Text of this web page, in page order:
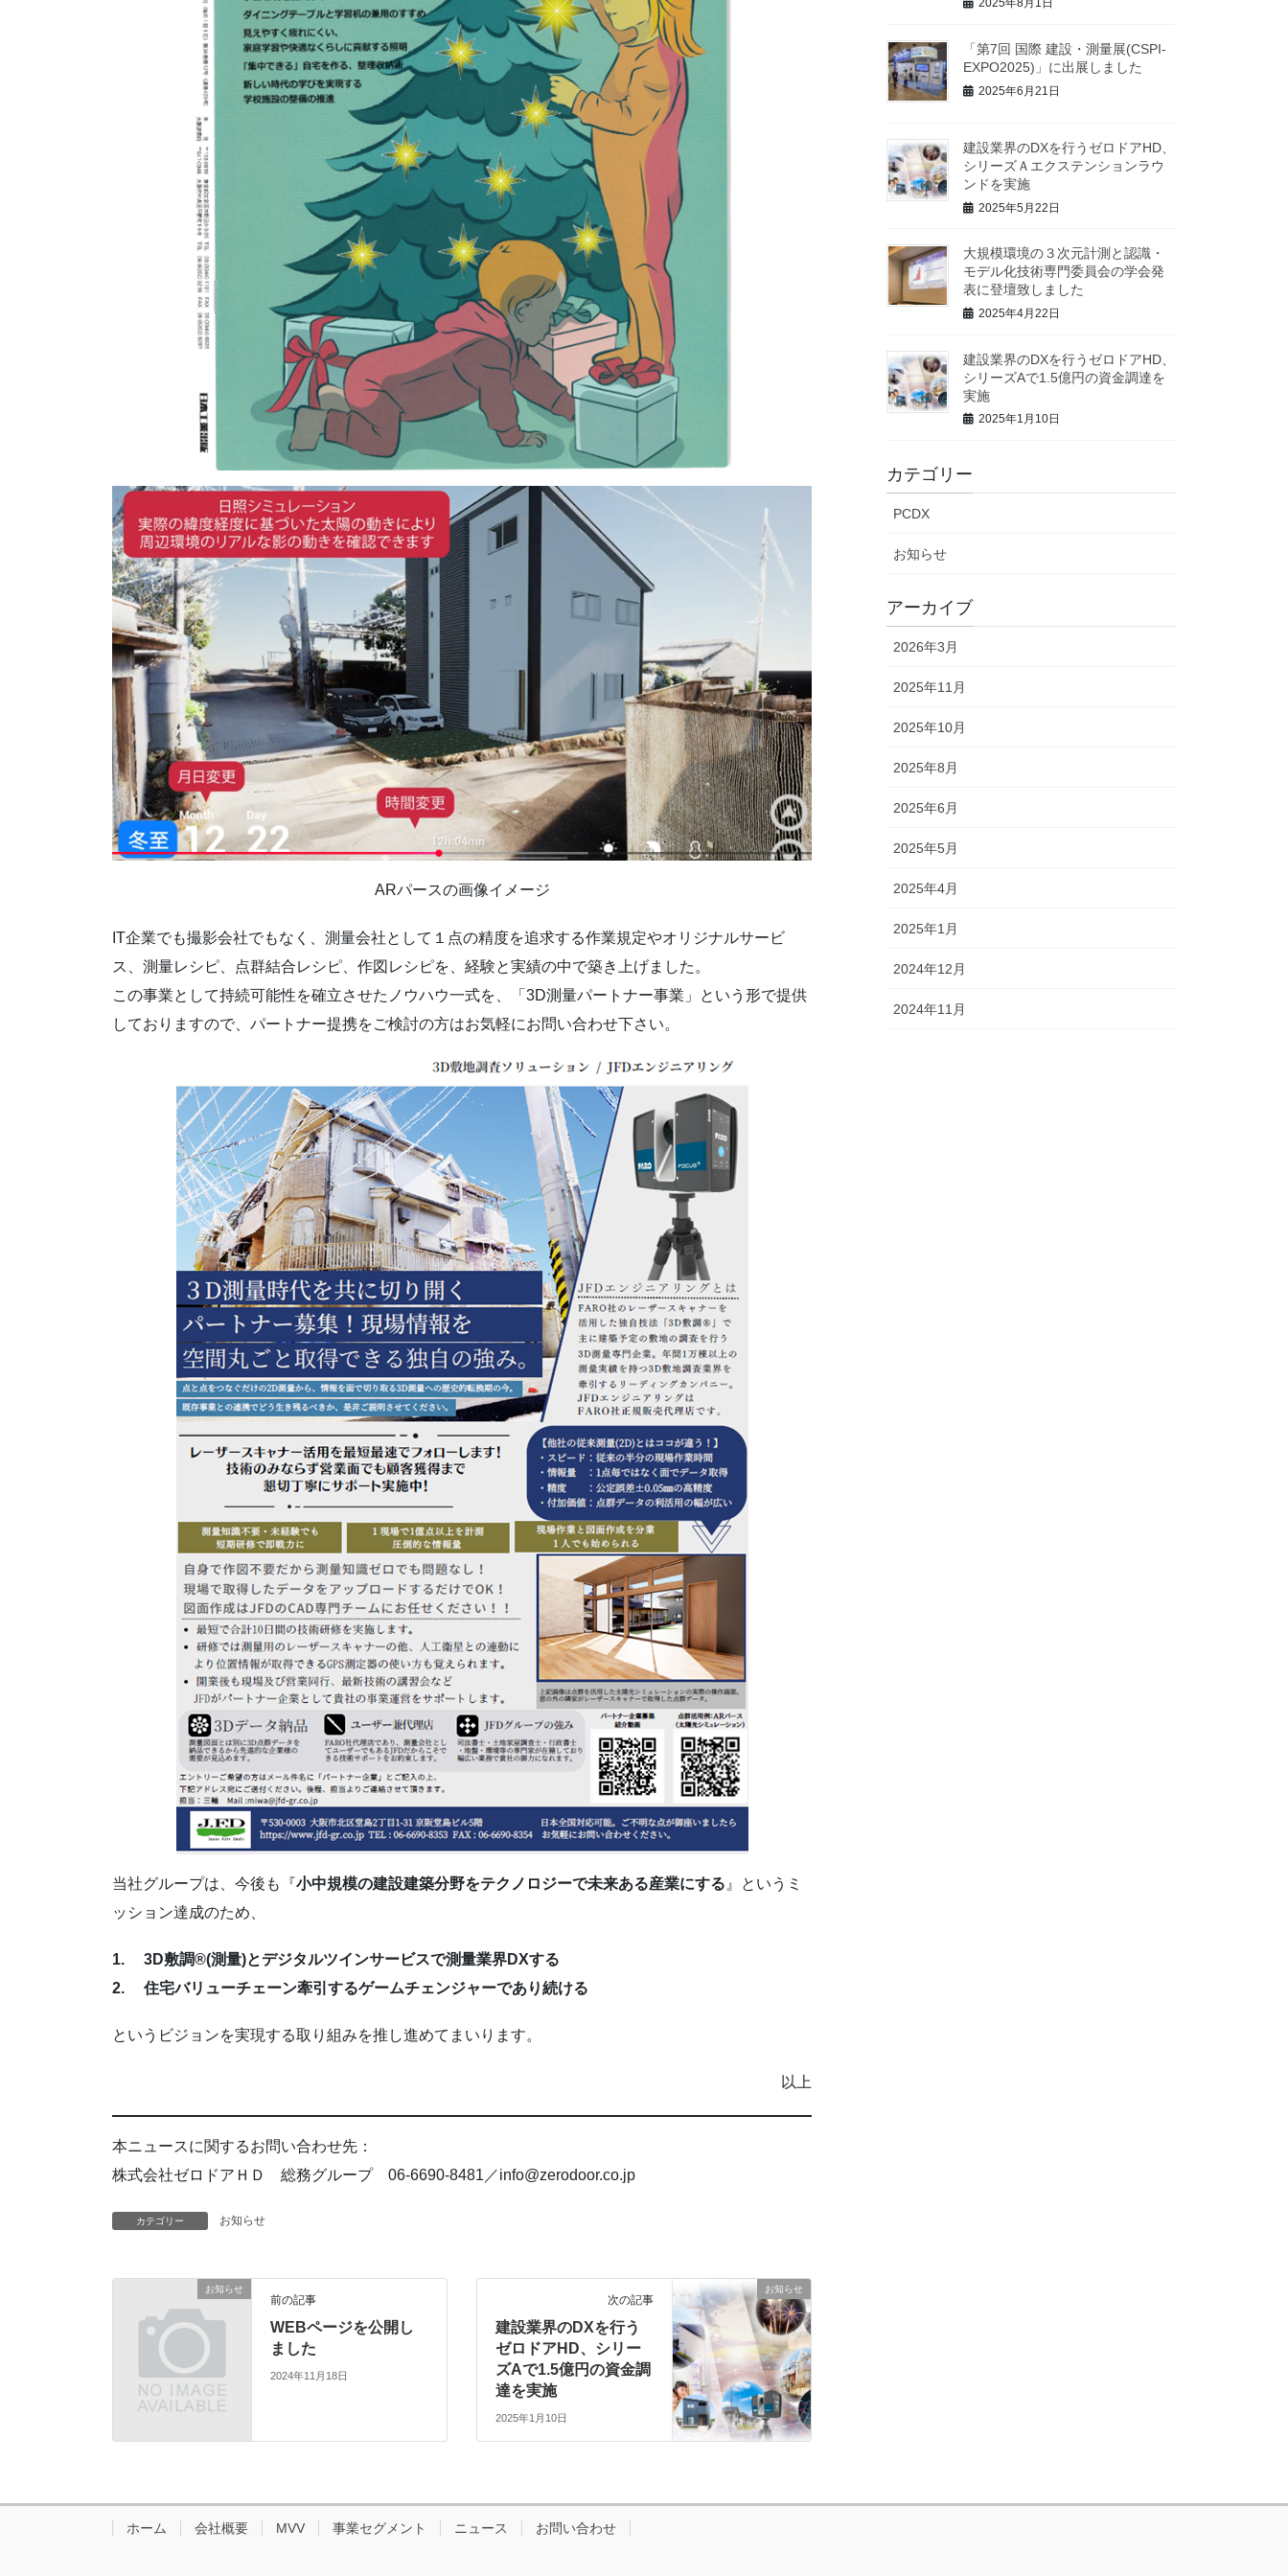
ARパースの画像イメージ
IT企業でも撮影会社でもなく、測量会社として１点の精度を追求する作業規定やオリジナルサービ
ス、測量レシピ、点群結合レシピ、作図レシピを、経験と実績の中で築き上げました。
この事業として持続可能性を確立させたノウハウ一式を、「3D測量パートナー事業」という形で提供
しておりますので、パートナー提携をご検討の方はお気軽にお問い合わせ下さい。
当社グループは、今後も『小中規模の建設建築分野をテクノロジーで未来ある産業にする 』というミ
ッション達成のため、
1. 3D敷調®(測量)とデジタルツインサービスで測量業界DXする
2. 住宅バリューチェーン牽引するゲームチェンジャーであり続ける
というビジョンを実現する取り組みを推し進めてまいります。
以上
本ニュースに関するお問い合わせ先：
株式会社ゼロドアＨＤ 総務グループ 06-6690-8481／info@zerodoor.co.jp
カテゴリー お知らせ
お知らせ
前の記事
WEBページを公開し
ました
2024年11月18日
お知らせ
次の記事
建設業界のDXを行う
ゼロドアHD、シリー
ズAで1.5億円の資金調
達を実施
2025年1月10日
2025年8月1日
「第7回 国際 建設・測量展(CSPI-
EXPO2025)」に出展しました
2025年6月21日
建設業界のDXを行うゼロドアHD、
シリーズＡエクステンションラウ
ンドを実施
2025年5月22日
大規模環境の３次元計測と認識・
モデル化技術専門委員会の学会発
表に登壇致しました
2025年4月22日
建設業界のDXを行うゼロドアHD、
シリーズAで1.5億円の資金調達を
実施
2025年1月10日
カテゴリー
PCDX
お知らせ
アーカイブ
2026年3月
2025年11月
2025年10月
2025年8月
2025年6月
2025年5月
2025年4月
2025年1月
2024年12月
2024年11月
ホーム 会社概要 MVV 事業セグメント ニュース お問い合わせ